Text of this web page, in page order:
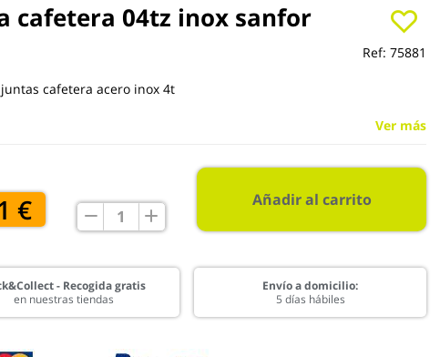
cafetera 04tz inox sanfor
Ref: 75881
cafetera acero inox 4t
Ver más
€ Añadir al carrito
- Recogida gratis
en nuestras tiendas
Envío a domicilio:
5 días hábiles